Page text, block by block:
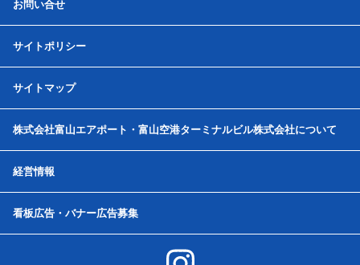
お問い合せ
サイトポリシー
サイトマップ
株式会社富山エアポート・富山空港ターミナルビル株式会社について
経営情報
看板広告・バナー広告募集